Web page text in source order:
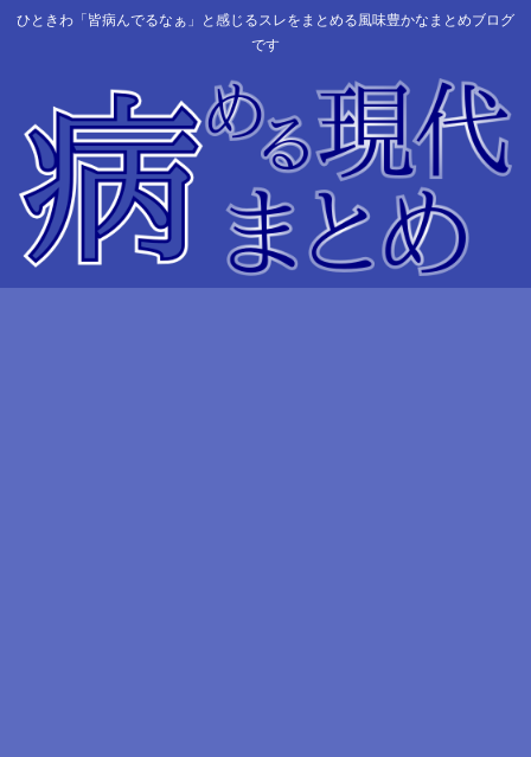
ひときわ「皆病んでるなぁ」と感じるスレをまとめる風味豊かなまとめブログ
です